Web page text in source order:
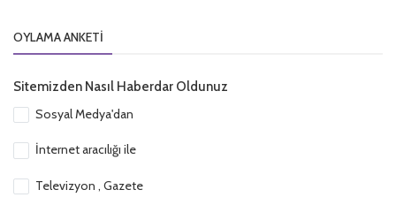
OYLAMA ANKETI
Sitemizden Nasıl Haberdar Oldunuz
Sosyal Medya'dan
İnternet aracılığı ile
Televizyon , Gazete